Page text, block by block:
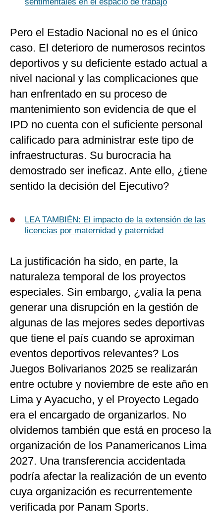
Pero el Estadio Nacional no es el único
caso. El deterioro de numerosos recintos
deportivos y su deficiente estado actual a
nivel nacional y las complicaciones que
han enfrentado en su proceso de
mantenimiento son evidencia de que el
IPD no cuenta con el suficiente personal
calificado para administrar este tipo de
infraestructuras. Su burocracia ha
demostrado ser ineficaz. Ante ello, ¿tiene
sentido la decisión del Ejecutivo?
LEA TAMBIÉN: El impacto de la extensión de las
licencias por maternidad y paternidad
La justificación ha sido, en parte, la
naturaleza temporal de los proyectos
especiales. Sin embargo, ¿valía la pena
generar una disrupción en la gestión de
algunas de las mejores sedes deportivas
que tiene el país cuando se aproximan
eventos deportivos relevantes? Los
Juegos Bolivarianos 2025 se realizarán
entre octubre y noviembre de este año en
Lima y Ayacucho, y el Proyecto Legado
era el encargado de organizarlos. No
olvidemos también que está en proceso la
organización de los Panamericanos Lima
2027. Una transferencia accidentada
podría afectar la realización de un evento
cuya organización es recurrentemente
verificada por Panam Sports.